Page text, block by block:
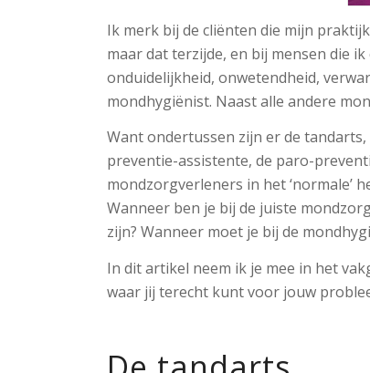
Ik merk bij de cliënten die mijn
maar dat terzijde, en bij mensen die
onduidelijkheid, onwetendheid,
mondhygiënist. Naast alle andere
Want ondertussen zijn er de
preventie-assistente, de paro-
mondzorgverleners in het ‘normale’
Wanneer ben je bij de juiste
zijn? Wanneer moet je bij de
In dit artikel neem ik je mee in het
waar jij terecht kunt voor jouw